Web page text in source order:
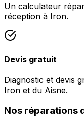
Un calculateur
réception à Iron.
Devis gratuit
Diagnostic et devis
Iron et du Aisne.
Nos réparations